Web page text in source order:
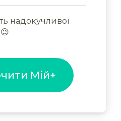
надокучливої
Мій+